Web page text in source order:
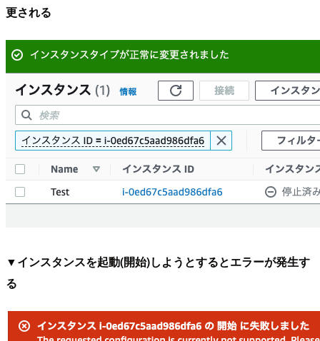
更される
▼インスタンスを起動(開始)しようとするとエラーが発生す
る